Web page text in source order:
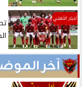
أخبار الأهلي
آخر